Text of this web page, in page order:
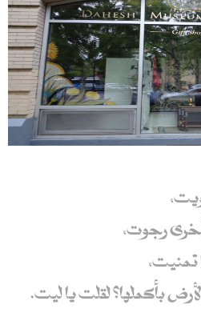
رجوت،
تمنيت،
بأكملها؟ لقلت يا ليت.